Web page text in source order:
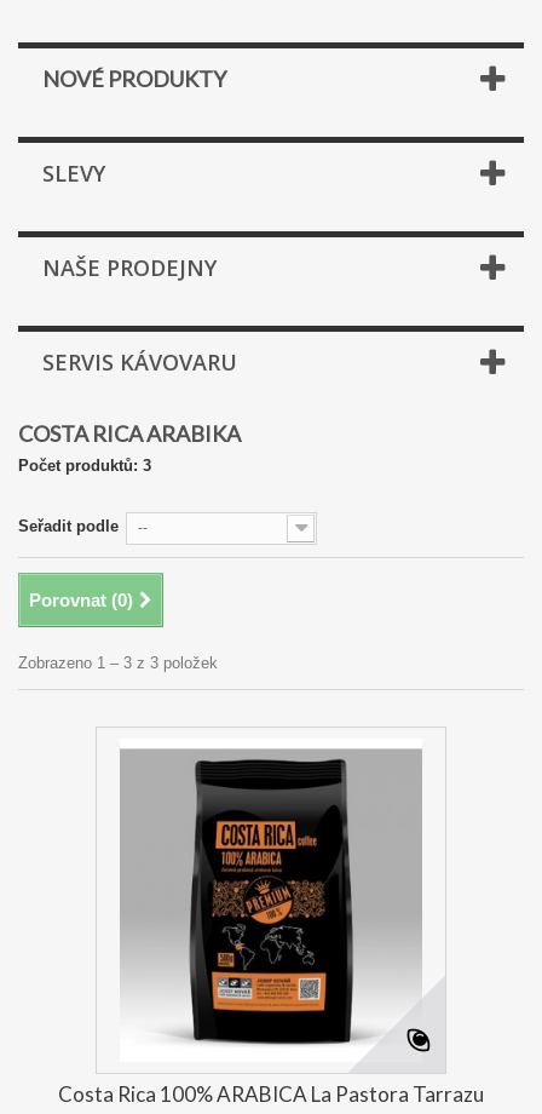
NOVÉ PRODUKTY
SLEVY
NAŠE PRODEJNY
SERVIS KÁVOVARU
COSTA RICA ARABIKA
Počet produktů: 3
Seřadit podle --
Porovnat (0)
Zobrazeno 1 – 3 z 3 položek
Costa Rica 100% ARABICA La Pastora Tarrazu